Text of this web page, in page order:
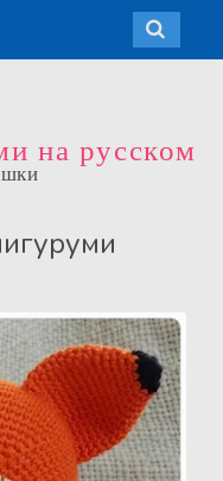
на русском